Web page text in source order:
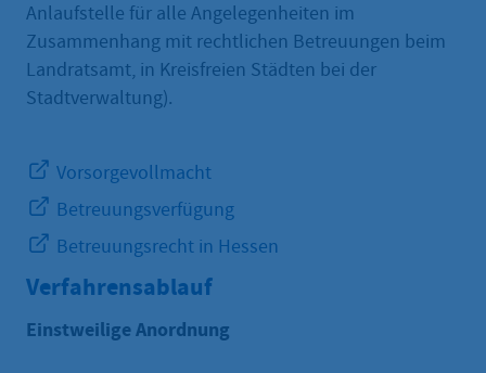
Anlaufstelle für alle Angelegenheiten im
Zusammenhang mit rechtlichen Betreuungen beim
Landratsamt, in Kreisfreien Städten bei der
Stadtverwaltung).
Vorsorgevollmacht
Betreuungsverfügung
Betreuungsrecht in Hessen
Verfahrensablauf
Einstweilige Anordnung